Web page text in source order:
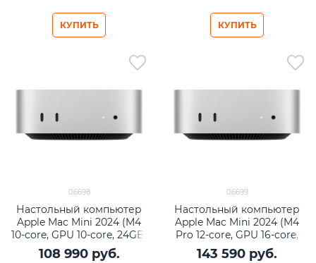
КУПИТЬ КУПИТЬ
06698
Настольный компьютер
Apple Mac Mini 2024 (M4
10-core, GPU 10-core, 24GB,
512GB SSD) MCYT4
108 990 руб.
06699
Настольный компьютер
Apple Mac Mini 2024 (M4
Pro 12-core, GPU 16-core,
24GB, 512GB SSD) MCX44
143 590 руб.